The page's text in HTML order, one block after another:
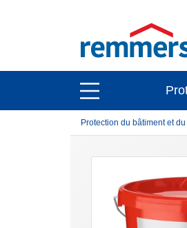
open
main
navigation
open
main
Protection du bâtiment et du